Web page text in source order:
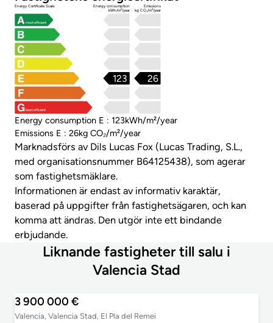
Energy Certificate Scale
Energy consumption
kWh/m²/year
Emissions
kg CO₂/m²/year
most efficient
least efficient
26
123
Energy consumption E : 123kWh/m²/year
Emissions E : 26kg CO₂/m²/year
Marknadsförs av Dils Lucas Fox (Lucas Trading, S.L.,
med organisationsnummer B64125438), som agerar
som fastighetsmäklare.
Informationen är endast av informativ karaktär,
baserad på uppgifter från fastighetsägaren, och kan
komma att ändras. Den utgör inte ett bindande
erbjudande.
Liknande fastigheter till salu i
Valencia Stad
3 900 000 €
Valencia, Valencia Stad, El Pla del Remei